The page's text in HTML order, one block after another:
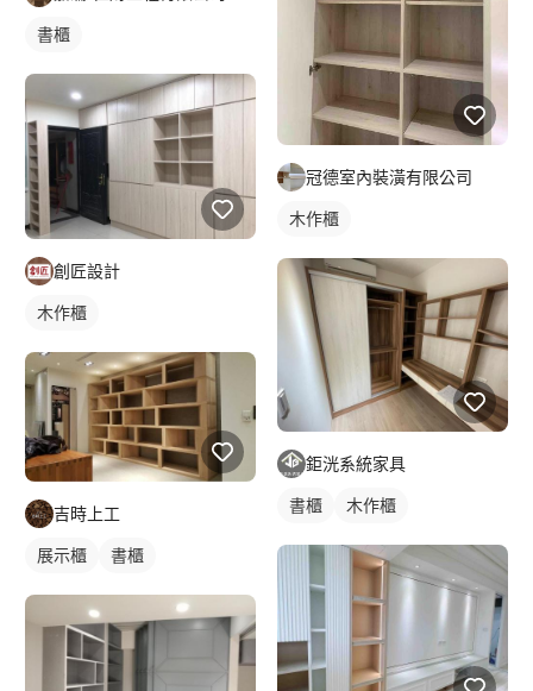
書櫃
創匠設計
木作櫃
吉時上工
展示櫃 書櫃
冠德室內裝潢有限公司
木作櫃
鉅洸系統家具
書櫃 木作櫃